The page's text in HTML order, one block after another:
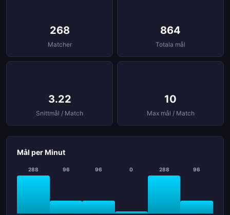
268
Matcher
864
Totala mål
3.22
Snittmål / Match
10
Max mål / Match
Mål per Minut
288 96 96 0 288 96